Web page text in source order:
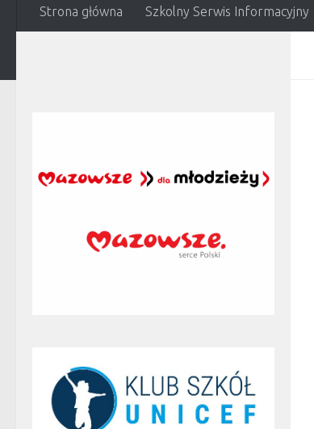
Strona główna Szkolny Serwis Informacyjny